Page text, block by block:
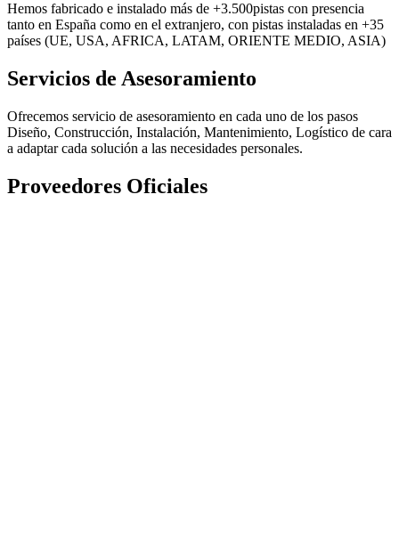
Hemos fabricado e instalado más de +3.500pistas con presencia
tanto en España como en el extranjero, con pistas instaladas en +35
países (UE, USA, AFRICA, LATAM, ORIENTE MEDIO, ASIA)
Servicios de Asesoramiento
Ofrecemos servicio de asesoramiento en cada uno de los pasos
Diseño, Construcción, Instalación, Mantenimiento, Logístico de cara
a adaptar cada solución a las necesidades personales.
Proveedores Oficiales